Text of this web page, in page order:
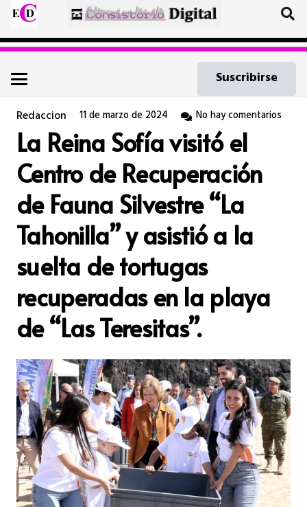
Suscribirse
Redaccion 11 de marzo de 2024 No hay comentarios
La Reina Sofía visitó el
Centro de Recuperación
de Fauna Silvestre “La
Tahonilla” y asistió a la
suelta de tortugas
recuperadas en la playa
de “Las Teresitas”.